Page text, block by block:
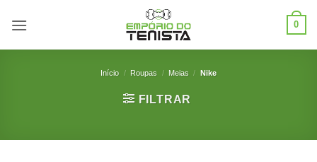
0
Início / Roupas / Meias / Nike
FILTRAR